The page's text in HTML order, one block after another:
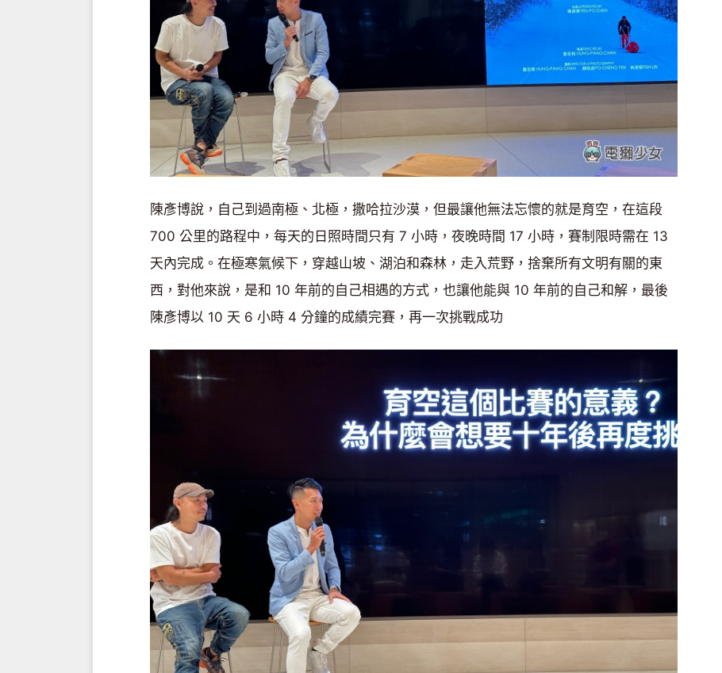
陳彥博說，自己到過南極、北極，撒哈拉沙漠，但最讓他無法忘懷的就是育空，在這段
700 公里的路程中，每天的日照時間只有 7 小時，夜晚時間 17 小時，賽制限時需在 13
天內完成。在極寒氣候下，穿越山坡、湖泊和森林，走入荒野，捨棄所有文明有關的東
西，對他來說，是和 10 年前的自己相遇的方式，也讓他能與 10 年前的自己和解，最後
陳彥博以 10 天 6 小時 4 分鐘的成績完賽，再一次挑戰成功